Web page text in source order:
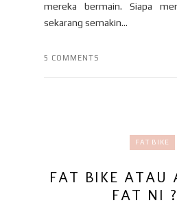
mereka bermain. Siapa
sekarang semakin...
5 COMMENTS
FAT BIKE
FAT BIKE ATAU
FAT NI